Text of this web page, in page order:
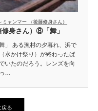
ミャンマー （後藤修身さん）
修身さん）⑧「舞」
」 ある漁村の夕暮れ、浜で
水かけ祭り）が終わったば
いたのだろう。レンズを向
…
戻る